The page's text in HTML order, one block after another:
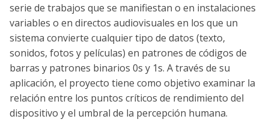
serie de trabajos que se manifiestan o en instalaciones
variables o en directos audiovisuales en los que un
sistema convierte cualquier tipo de datos (texto,
sonidos, fotos y películas) en patrones de códigos de
barras y patrones binarios 0s y 1s. A través de su
aplicación, el proyecto tiene como objetivo examinar la
relación entre los puntos críticos de rendimiento del
dispositivo y el umbral de la percepción humana.